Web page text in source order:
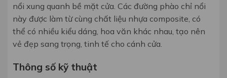
nổi xung quanh bề mặt cửa. Các đường phào chỉ nổi
này được làm từ cùng chất liệu nhựa composite, có
thể có nhiều kiểu dáng, hoa văn khác nhau, tạo nên
vẻ đẹp sang trọng, tinh tế cho cánh cửa.
Thông số kỹ thuật